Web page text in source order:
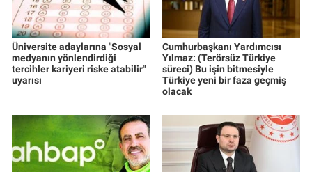
Üniversite adaylarına "Sosyal
medyanın yönlendirdiği
tercihler kariyeri riske atabilir"
uyarısı
Cumhurbaşkanı Yardımcısı
Yılmaz: (Terörsüz Türkiye
süreci) Bu işin bitmesiyle
Türkiye yeni bir faza geçmiş
olacak